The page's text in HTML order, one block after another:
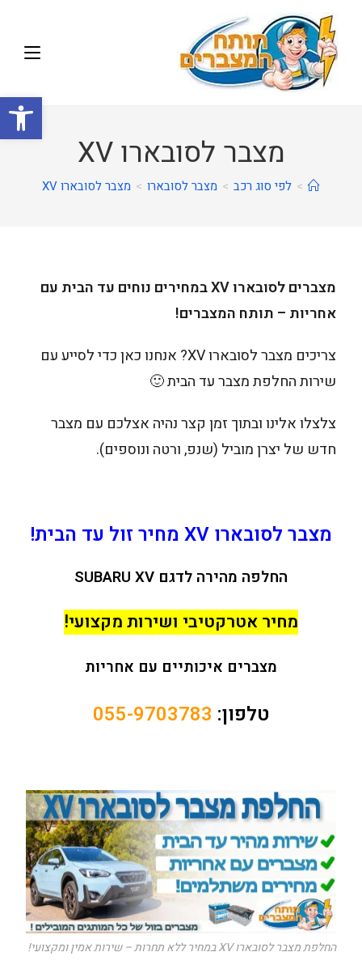
מצבר לסובארו XV
> לפי סוג רכב > מצבר לסובארו > מצבר לסובארו XV
מצברים לסובארו XV במחירים נוחים עד הבית עם
אחריות – תותח המצברים!
צריכים מצבר לסובארו XV? אנחנו כאן כדי לסייע עם
שירות החלפת מצבר עד הבית 🙂
צלצלו אלינו ובתוך זמן קצר נהיה אצלכם עם מצבר
חדש של יצרן מוביל (שנפ, ורטה ונוספים).
מצבר לסובארו XV מחיר זול עד הבית!
החלפה מהירה לדגם SUBARU XV
מחיר אטרקטיבי ושירות מקצועי!
מצברים איכותיים עם אחריות
טלפון: 055-9703783
החלפת מצבר לסובארו XV במחיר ללא תחרות – שירות אמין ומקצועי!